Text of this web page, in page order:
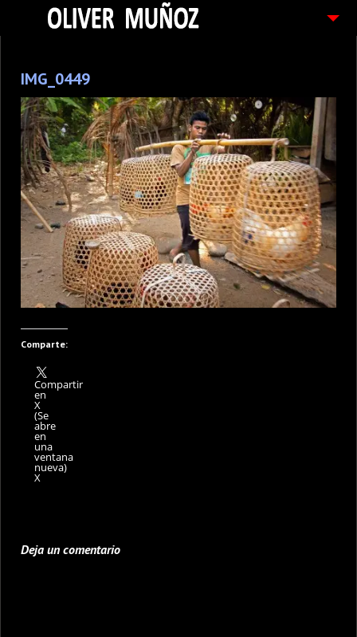
FOTOGRAFIAS
CONTACTO
PEDIDOS
IMG_0449
Comparte:
Compartir
en
X
(Se
abre
en
una
ventana
nueva)
X
Deja un comentario